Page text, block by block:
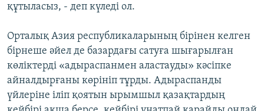
құтыласыз, - деп күледі ол.
Орталық Азия республикаларының бірінен келген
бірнеше әйел де базардағы сатуға шығарылған
көліктерді «адыраспанмен аластауды» кәсіпке
айналдырғаны көрініп тұрды. Адыраспанды
үйлеріне іліп қоятын ырымшыл қазақтардың